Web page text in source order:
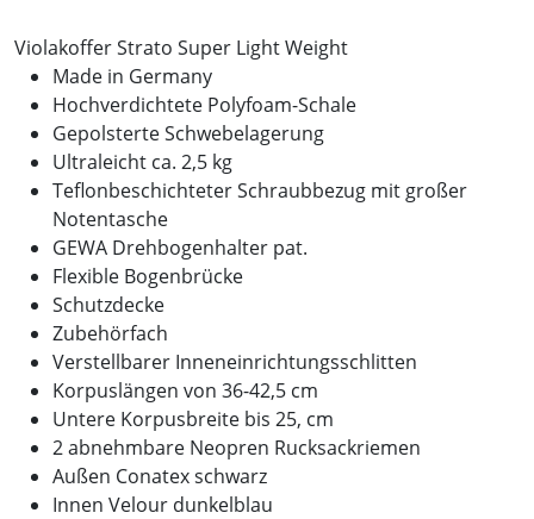
Violakoffer Strato Super Light Weight
Made in Germany
Hochverdichtete Polyfoam-Schale
Gepolsterte Schwebelagerung
Ultraleicht ca. 2,5 kg
Teflonbeschichteter Schraubbezug mit großer
Notentasche
GEWA Drehbogenhalter pat.
Flexible Bogenbrücke
Schutzdecke
Zubehörfach
Verstellbarer Inneneinrichtungsschlitten
Korpuslängen von 36-42,5 cm
Untere Korpusbreite bis 25, cm
2 abnehmbare Neopren Rucksackriemen
Außen Conatex schwarz
Innen Velour dunkelblau